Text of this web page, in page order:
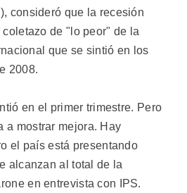
consideró que la recesión
de "lo peor" de la
que se sintió en los
2008.
en el primer trimestre. Pero
a mostrar mejora. Hay
el país está presentando
alcanzan al total de la
en entrevista con IPS.